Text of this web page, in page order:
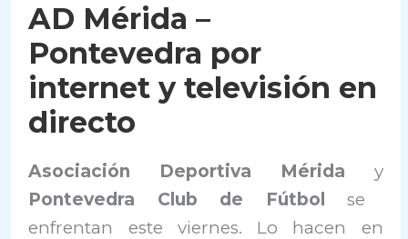
AD Mérida –
Pontevedra por
internet y televisión en
directo
Asociación Deportiva Mérida y
Pontevedra Club de Fútbolse
enfrentan este viernes. Lo hacen en